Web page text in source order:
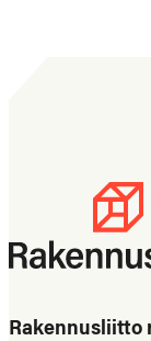
Rakennusliitto